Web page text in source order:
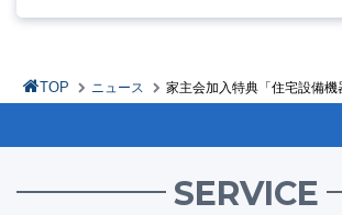
TOP ニュース 家主会加入特典「住宅設備
SERVICE